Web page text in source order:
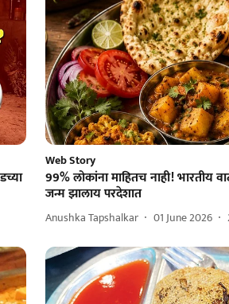
Web Story
99% लोकांना माहितच नाही! भारतीय
जन्म झालाय परदेशात
Anushka Tapshalkar 01 June 2026